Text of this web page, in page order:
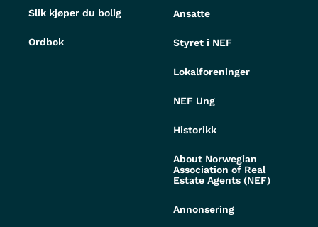
Slik kjøper du bolig
Ordbok
Ansatte
Styret i NEF
Lokalforeninger
NEF Ung
Historikk
About Norwegian
Association of Real
Estate Agents (NEF)
Annonsering